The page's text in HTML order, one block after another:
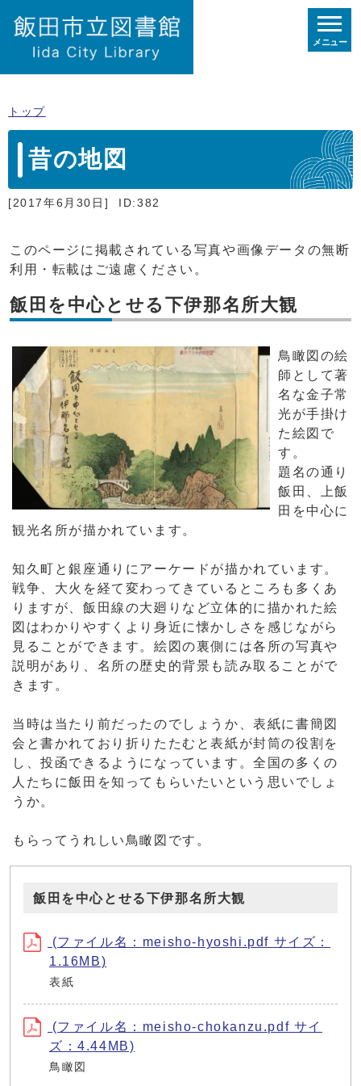
メニュー
トップ
昔の地図
[2017年6月30日] ID:382
このページに掲載されている写真や画像データの無断
利用・転載はご遠慮ください。
飯田を中心とせる下伊那名所大観
鳥瞰図の絵
師として著
名な金子常
光が手掛け
た絵図で
す。
題名の通り
飯田、上飯
田を中心に
観光名所が描かれています。
知久町と銀座通りにアーケードが描かれています。
戦争、大火を経て変わってきているところも多くあ
りますが、飯田線の大廻りなど立体的に描かれた絵
図はわかりやすくより身近に懐かしさを感じながら
見ることができます。絵図の裏側には各所の写真や
説明があり、名所の歴史的背景も読み取ることがで
きます。
当時は当たり前だったのでしょうか、表紙に書簡図
会と書かれており折りたたむと表紙が封筒の役割を
し、投函できるようになっています。全国の多くの
人たちに飯田を知ってもらいたいという思いでしょ
うか。
もらってうれしい鳥瞰図です。
飯田を中心とせる下伊那名所大観
(ファイル名：meisho-hyoshi.pdf サイズ：
1.16MB)
表紙
(ファイル名：meisho-chokanzu.pdf サイ
ズ：4.44MB)
鳥瞰図